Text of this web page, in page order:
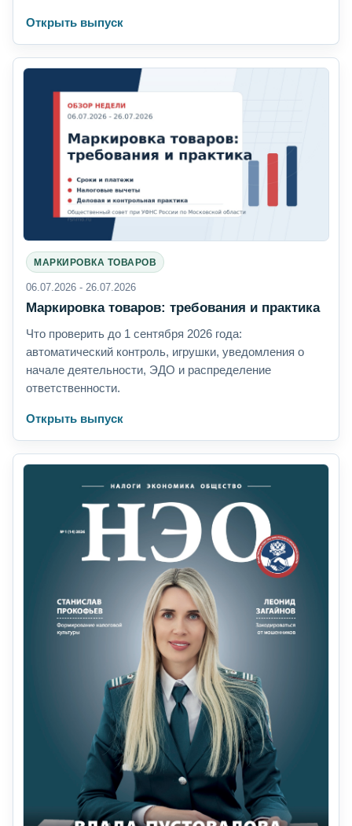
Открыть выпуск
МАРКИРОВКА ТОВАРОВ
06.07.2026 - 26.07.2026
Маркировка товаров: требования и практика
Что проверить до 1 сентября 2026 года:
автоматический контроль, игрушки, уведомления о
начале деятельности, ЭДО и распределение
ответственности.
Открыть выпуск